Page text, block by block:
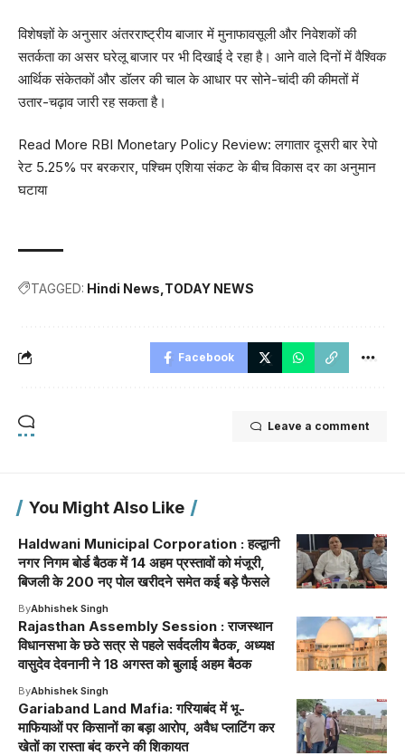
विशेषज्ञों के अनुसार अंतरराष्ट्रीय बाजार में मुनाफावसूली और निवेशकों की
सतर्कता का असर घरेलू बाजार पर भी दिखाई दे रहा है। आने वाले दिनों में वैश्विक
आर्थिक संकेतकों और डॉलर की चाल के आधार पर सोने-चांदी की कीमतों में
उतार-चढ़ाव जारी रह सकता है।
Read More RBI Monetary Policy Review: लगातार दूसरी बार रेपो
रेट 5.25% पर बरकरार, पश्चिम एशिया संकट के बीच विकास दर का अनुमान
घटाया
TAGGED: Hindi News TODAY NEWS
Facebook
Leave a comment
You Might Also Like
Haldwani Municipal Corporation : हल्द्वानी
नगर निगम बोर्ड बैठक में 14 अहम प्रस्तावों को मंजूरी,
बिजली के 200 नए पोल खरीदने समेत कई बड़े फैसले
ByAbhishek Singh
Rajasthan Assembly Session : राजस्थान
विधानसभा के छठे सत्र से पहले सर्वदलीय बैठक, अध्यक्ष
वासुदेव देवनानी ने 18 अगस्त को बुलाई अहम बैठक
ByAbhishek Singh
Gariaband Land Mafia: गरियाबंद में भू-
माफियाओं पर किसानों का बड़ा आरोप, अवैध प्लाटिंग कर
खेतों का रास्ता बंद करने की शिकायत